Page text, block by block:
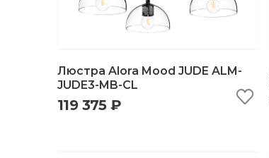
быстрый просмотр
Люстра Alora Mood JUDE ALM-
JUDE3-MB-CL
119 375 ₽